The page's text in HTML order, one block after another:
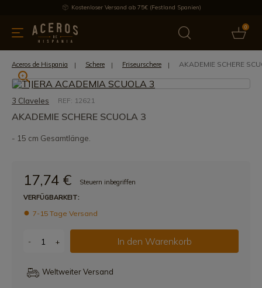
Kostenloser Versand ab 75€ (Festland Spanien)
0
Bietet Aktuelles Bestseller
Aceros de Hispania Schere Friseurschere AKADEMIE SCHERE
3 Claveles REF: 12621
AKADEMIE SCHERE SCUOLA 3
- 15 cm Gesamtlänge.
17,74 €
Steuern inbegriffen
VERFÜGBARKEIT:
7-15 Tage Versand
- + In den Warenkorb
Weltweiter Versand